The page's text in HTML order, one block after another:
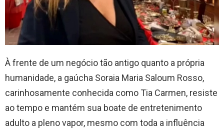
À frente de um negócio tão antigo quanto a própria
humanidade, a gaúcha Soraia Maria Saloum Rosso,
carinhosamente conhecida como Tia Carmen, resiste
ao tempo e mantém sua boate de entretenimento
adulto a pleno vapor, mesmo com toda a influência